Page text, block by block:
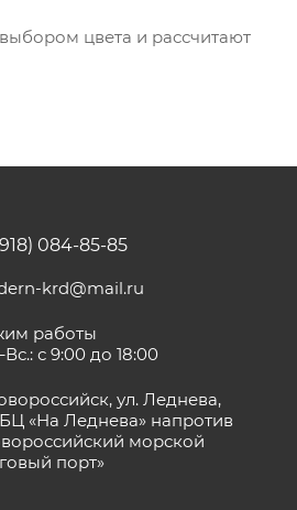
цвета и рассчитают
084-85-85
krd@mail.ru
работы
с 9:00 до 18:00
ул. Леднева,
«На Леднева» напротив
морской
порт»